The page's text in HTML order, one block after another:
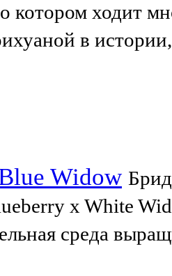
котором ходит
в
Widow
x White
среда